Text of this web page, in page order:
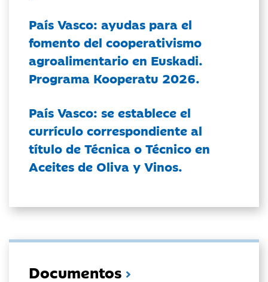
País Vasco: ayudas para el
fomento del cooperativismo
agroalimentario en Euskadi.
Programa Kooperatu 2026.
País Vasco: se establece el
currículo correspondiente al
título de Técnica o Técnico en
Aceites de Oliva y Vinos.
Documentos